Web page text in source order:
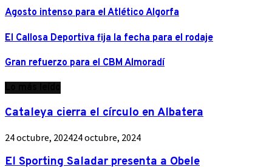
Agosto intenso para el Atlético Algorfa
El Callosa Deportiva fija la fecha para el rodaje
Gran refuerzo para el CBM Almoradí
Cataleya cierra el círculo en Albatera
24 octubre, 202424 octubre, 2024
El Sporting Saladar presenta a Obele